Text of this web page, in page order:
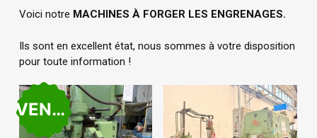
Voici notre MACHINES À FORGER LES ENGRENAGES.
Ils sont en excellent état, nous sommes à votre disposition
pour toute information !
VENDU